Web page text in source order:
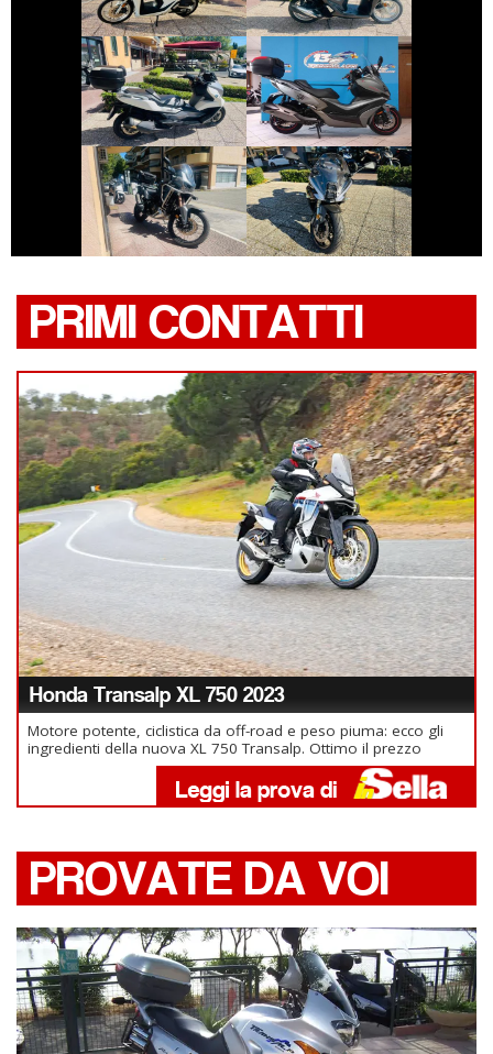
BMW SERIE-C
€ 4.990 €
KYMCO XCITING
€ 3.890 €
HONDA AFRICA-
TWIN
€ 12.990 €
BENELLI
TORNADO
€ 6.190 €
PRIMI CONTATTI
Honda Transalp XL 750 2023
Motore potente, ciclistica da off-road e peso piuma: ecco gli
ingredienti della nuova XL 750 Transalp. Ottimo il prezzo
PROVATE DA VOI